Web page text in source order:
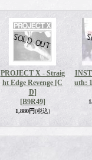
PROJECT X - Straig
ht Edge Revenge [C
D]
[B9R49]
1,880円(税込)
uth: